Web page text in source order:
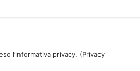
l’informativa privacy. (Privacy